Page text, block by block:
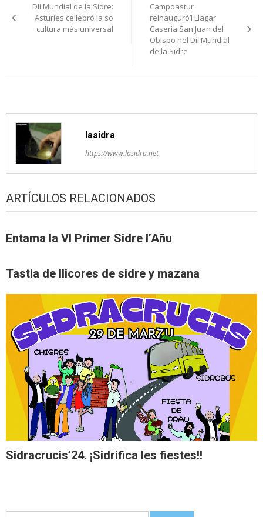
pelos
Díi Mundial de la Sidre:
Asturies cellebró la so
cultura más universal
Campoastur
reinauguró’l Llagar
Casería San Juan del
Obispo nel Díi Mundial
de la Sidre
lasidra
https://www.lasidra.net
ARTÍCULOS RELACIONADOS
Entama la VI Primer Sidre l’Añu
Tastia de llicores de sidre y mazana
Sidracrucis’24. ¡Sidrifica les fiestes!!